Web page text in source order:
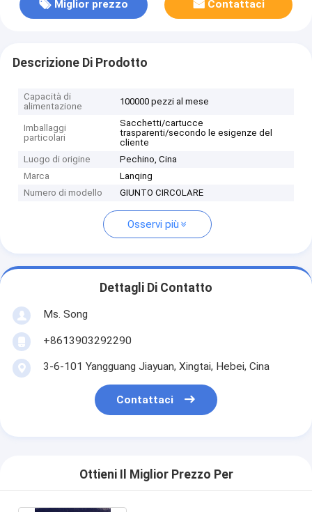
Miglior prezzo Contattaci
Descrizione Di Prodotto
Capacità di
alimentazione
100000 pezzi al mese
Imballaggi
particolari
Sacchetti/cartucce
trasparenti/secondo le esigenze del
cliente
Luogo di origine
Pechino, Cina
Marca
Lanqing
Numero di modello
GIUNTO CIRCOLARE
Osservi più
Dettagli Di Contatto
Ms. Song
+8613903292290
3-6-101 Yangguang Jiayuan, Xingtai, Hebei, Cina
Contattaci
Ottieni Il Miglior Prezzo Per